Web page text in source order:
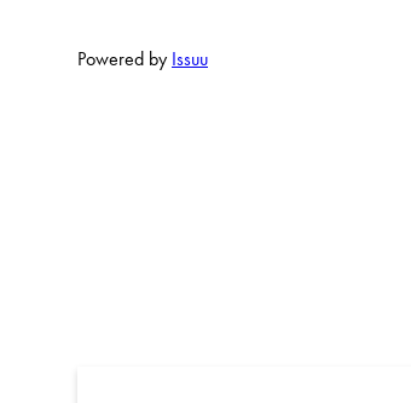
Powered by Issuu